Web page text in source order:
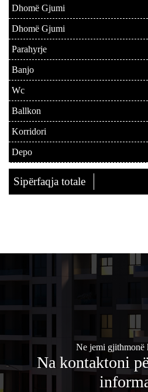
Dhomë Gjumi
Dhomë Gjumi
Parahyrje
Banjo
Wc
Ballkon
Korridori
Depo
Sipërfaqja totale
Ne jemi gjithmonë
Na kontaktoni